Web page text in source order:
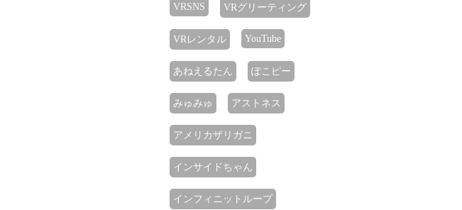
VRSNS VRグリーティング
VRレンタル YouTube
あねえるたん ぽこピー
みゅみゅ アストネス
アメリカザリガニ
インサイドちゃん
インフィニットループ